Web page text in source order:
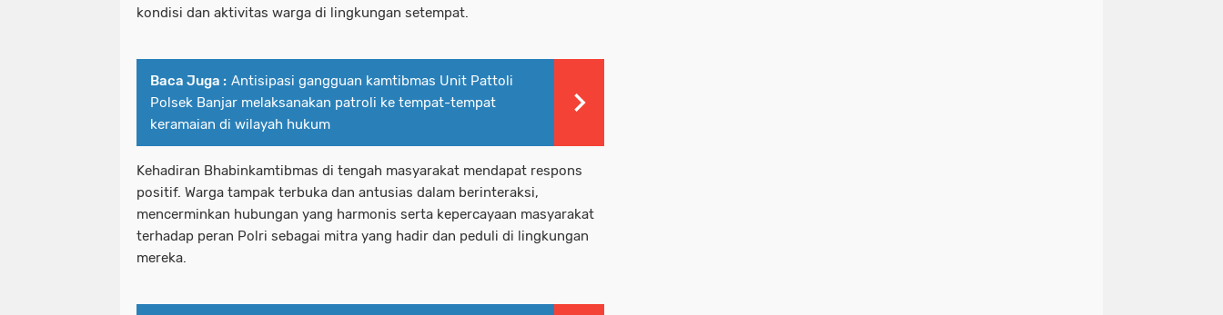
kondisi dan aktivitas warga di lingkungan setempat.
Baca Juga : Antisipasi gangguan kamtibmas Unit Pattoli
Polsek Banjar melaksanakan patroli ke tempat-tempat
keramaian di wilayah hukum
Kehadiran Bhabinkamtibmas di tengah masyarakat mendapat respons
positif. Warga tampak terbuka dan antusias dalam berinteraksi,
mencerminkan hubungan yang harmonis serta kepercayaan masyarakat
terhadap peran Polri sebagai mitra yang hadir dan peduli di lingkungan
mereka.